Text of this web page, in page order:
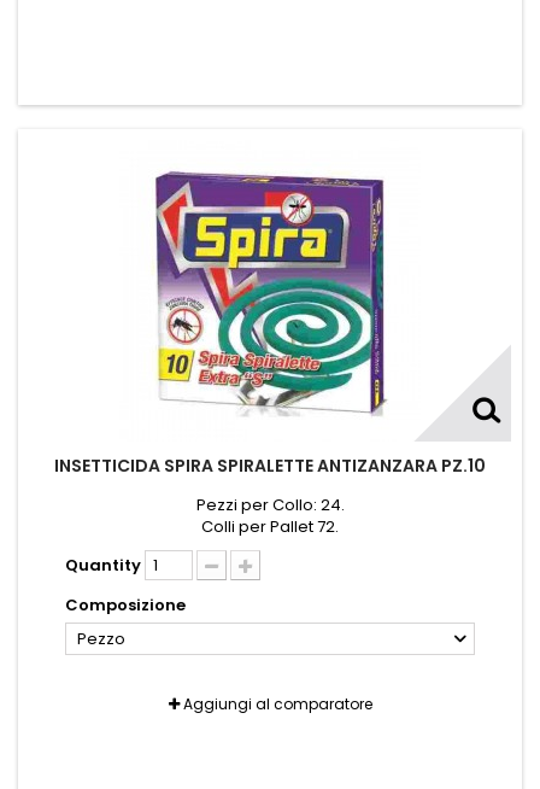
INSETTICIDA SPIRA SPIRALETTE ANTIZANZARA PZ.10
Pezzi per Collo: 24.
Colli per Pallet 72.
Quantity
Composizione
Pezzo
Aggiungi al comparatore